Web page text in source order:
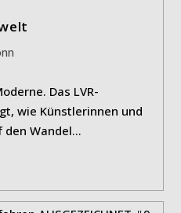
Das LVR-
wie Künstlerinnen und
den Wandel…